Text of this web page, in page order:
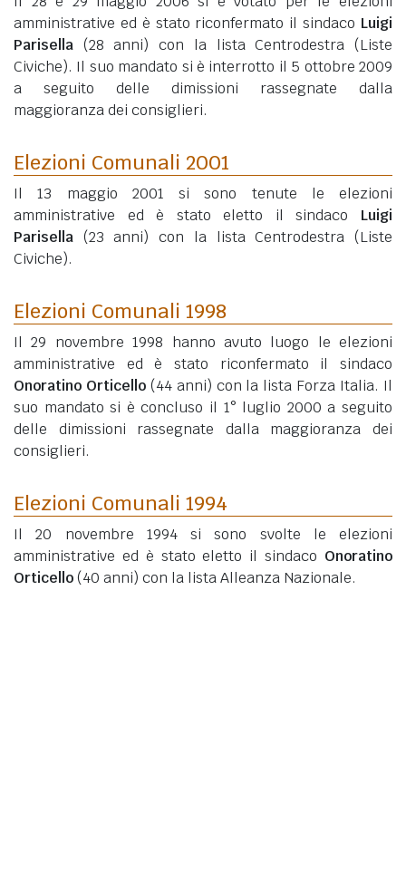
amministrative ed è stato riconfermato il sindaco Luigi
Parisella (28 anni) con la lista Centrodestra (Liste
Civiche). Il suo mandato si è interrotto il 5 ottobre 2009
a seguito delle dimissioni rassegnate dalla
maggioranza dei consiglieri.
Elezioni Comunali 2001
Il 13 maggio 2001 si sono tenute le elezioni
amministrative ed è stato eletto il sindaco Luigi
Parisella (23 anni) con la lista Centrodestra (Liste
Civiche).
Elezioni Comunali 1998
Il 29 novembre 1998 hanno avuto luogo le elezioni
amministrative ed è stato riconfermato il sindaco
Onoratino Orticello (44 anni) con la lista Forza Italia. Il
suo mandato si è concluso il 1° luglio 2000 a seguito
delle dimissioni rassegnate dalla maggioranza dei
consiglieri.
Elezioni Comunali 1994
Il 20 novembre 1994 si sono svolte le elezioni
amministrative ed è stato eletto il sindaco Onoratino
Orticello(40 anni) con la lista Alleanza Nazionale.